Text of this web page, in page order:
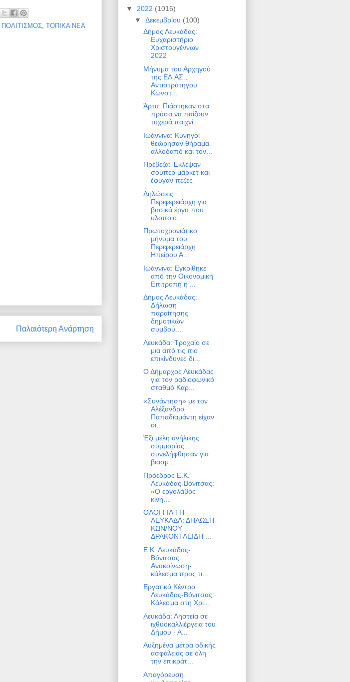
ΠΟΛΙΤΙΣΜΟΣ, ΤΟΠΙΚΑ ΝΕΑ
Παλαιότερη Ανάρτηση
▼ 2022 (1016)
▼ Δεκεμβρίου (100)
Δήμος Λευκάδας:
Ευχαριστήριο
Χριστουγέννων
2022
Μήνυμα του Αρχηγού
της ΕΛ.ΑΣ.,
Αντιστράτηγου
Κωνστ...
Άρτα: Πιάστηκαν στα
πράσα να παίζουν
τυχερά παιχνί...
Ιωάννινα: Κυνηγοί
θεώρησαν θήραμα
αλλοδαπό και τον...
Πρέβεζα: Έκλεψαν
σούπερ μάρκετ και
έφυγαν πεζές
Δηλώσεις
Περιφερειάρχη για
βασικά έργα που
υλοποιο...
Πρωτοχρονιάτικο
μήνυμα του
Περιφερειάρχη
Ηπείρου Α...
Ιωάννινα: Εγκρίθηκε
από την Οικονομική
Επιτροπή η ...
Δήμος Λευκάδας:
Δήλωση
παραίτησης
δημοτικών
συμβού...
Λευκάδα: Τροχαίο σε
μια από τις πιο
επικίνδυνες δι...
Ο Δήμαρχος Λευκάδας
για τον ραδιοφωνικό
σταθμό Καρ...
«Συνάντηση» με τον
Αλέξανδρο
Παπαδιαμάντη είχαν
οι...
Έξι μέλη ανήλικης
συμμορίας
συνελήφθησαν για
βιασμ...
Πρόεδρος Ε.Κ.
Λευκάδας-Βόνιτσας:
«Ο εργολάβος
κίνη...
ΟΛΟΙ ΓΙΑ ΤΗ
ΛΕΥΚΑΔΑ: ΔΗΛΩΣΗ
ΚΩΝ/ΝΟΥ
ΔΡΑΚΟΝΤΑΕΙΔΗ ...
Ε.Κ. Λευκάδας-
Βόνιτσας:
Ανακοίνωση-
κάλεσμα προς τι...
Εργατικό Κέντρο
Λευκάδας-Βόνιτσας:
Κάλεσμα στη Χρι...
Λευκάδα: Ληστεία σε
ιχθυοκαλλιέργεια του
Δήμου - Α...
Αυξημένα μέτρα οδικής
ασφάλειας σε όλη
την επικράτ...
Απαγόρευση